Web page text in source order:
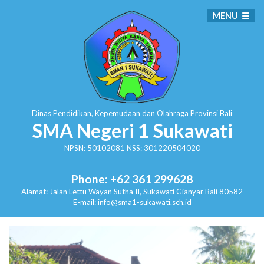
Dinas Pendidikan, Kepemudaan dan Olahraga Provinsi Bali
SMA Negeri 1 Sukawati
NPSN: 50102081 NSS: 301220504020
Phone: +62 361 299628
Alamat: Jalan Lettu Wayan Sutha II, SukawatiGianyar Bali 80582
E-mail: info@sma1-sukawati.sch.id
MENU